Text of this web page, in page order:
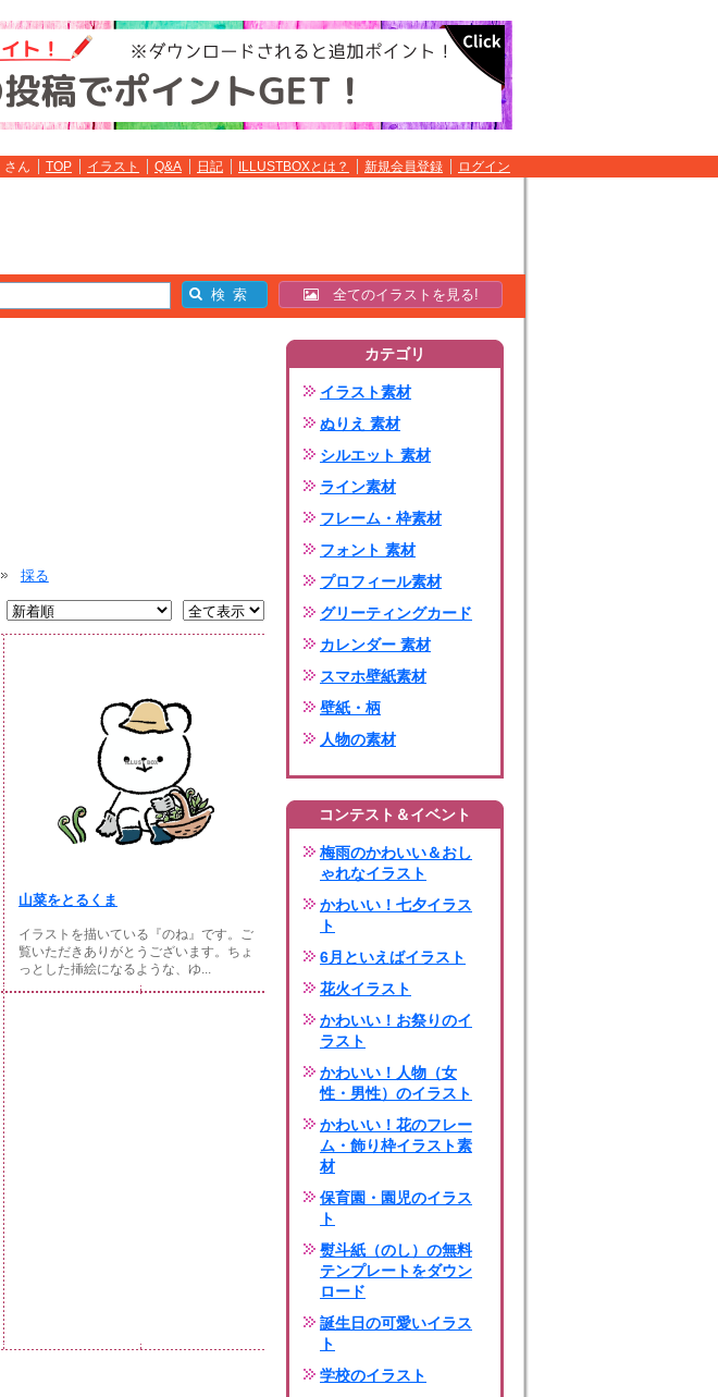
さん TOP イラスト Q&A 日記 ILLUSTBOXとは？ 新規会員登録 ログイン
全てのイラストを見る!
採る
山菜をとるくま
イラストを描いている『のね』です。ご
覧いただきありがとうございます。ちょ
っとした挿絵になるような、ゆ...
カテゴリ
イラスト素材
ぬりえ 素材
シルエット 素材
ライン素材
フレーム・枠素材
フォント 素材
プロフィール素材
グリーティングカード
カレンダー 素材
スマホ壁紙素材
壁紙・柄
人物の素材
コンテスト＆イベント
梅雨のかわいい＆おし
ゃれなイラスト
かわいい！七夕イラス
ト
6月といえばイラスト
花火イラスト
かわいい！お祭りのイ
ラスト
かわいい！人物（女
性・男性）のイラスト
かわいい！花のフレー
ム・飾り枠イラスト素
材
保育園・園児のイラス
ト
熨斗紙（のし）の無料
テンプレートをダウン
ロード
誕生日の可愛いイラス
ト
学校のイラスト